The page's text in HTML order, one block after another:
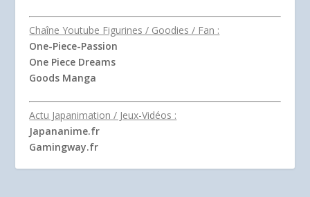
Chaîne Youtube Figurines / Goodies / Fan :
One-Piece-Passion
One Piece Dreams
Goods Manga
Actu Japanimation / Jeux-Vidéos :
Japananime.fr
Gamingway.fr